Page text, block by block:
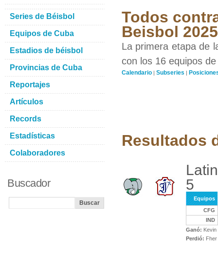
Todos
Beisbol
La primera etapa de
con los 16 equipos
Calendario | Subseries |
Resultados
5
Equipos
CFG
IND
Ganó:
Perdió:
Series de Béisbol
Equipos de Cuba
Estadios de béisbol
Provincias de Cuba
Reportajes
Artículos
Records
Estadísticas
Colaboradores
Buscador